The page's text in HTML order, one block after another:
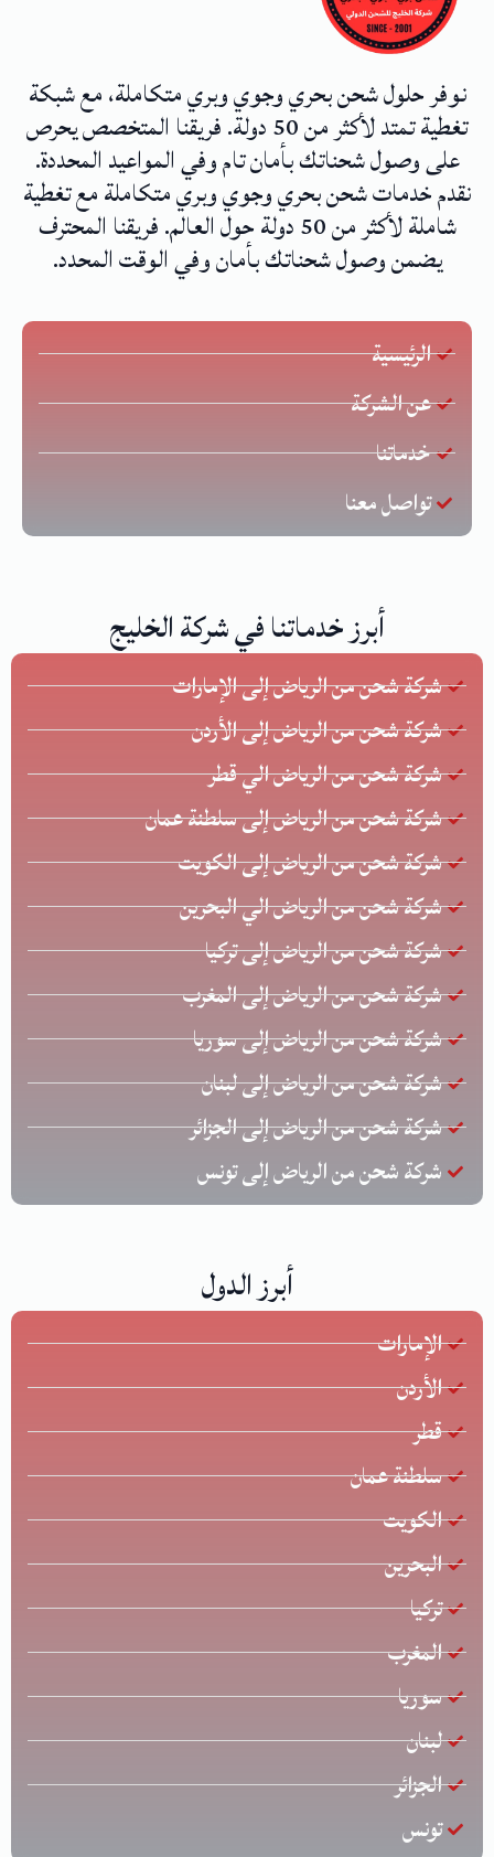
نوفر حلول شحن بحري وجوي وبري متكاملة، مع شبكة
تغطية تمتد لأكثر من 50 دولة. فريقنا المتخصص يحرص
على وصول شحناتك بأمان تام وفي المواعيد المحددة.
نقدم خدمات شحن بحري وجوي وبري متكاملة مع تغطية
شاملة لأكثر من 50 دولة حول العالم. فريقنا المحترف
يضمن وصول شحناتك بأمان وفي الوقت المحدد.
الرئيسية
عن الشركة
خدماتنا
تواصل معنا
أبرز خدماتنا في شركة الخليج
شركة شحن من الرياض إلى الإمارات
شركة شحن من الرياض إلى الأردن
شركة شحن من الرياض الي قطر
شركة شحن من الرياض إلى سلطنة عمان
شركة شحن من الرياض إلى الكويت
شركة شحن من الرياض الي البحرين
شركة شحن من الرياض إلى تركيا
شركة شحن من الرياض إلى المغرب
شركة شحن من الرياض إلى سوريا
شركة شحن من الرياض إلى لبنان
شركة شحن من الرياض إلى الجزائر
شركة شحن من الرياض إلى تونس
أبرز الدول
الإمارات
الأردن
قطر
سلطنة عمان
الكويت
البحرين
تركيا
المغرب
سوريا
لبنان
الجزائر
تونس